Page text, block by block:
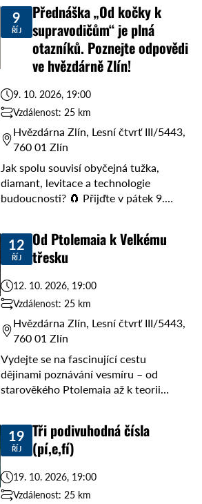
9
ŘÍJ
Přednáška „Od kočky k
supravodičům“ je plná
otazníků. Poznejte odpovědi
ve hvězdárně Zlín!
9. 10. 2026, 19:00
Vzdálenost: 25 km
Hvězdárna Zlín, Lesní čtvrť III/5443,
760 01 Zlín
Jak spolu souvisí obyčejná tužka,
diamant, levitace a technologie
budoucnosti? 🧲 Přijďte v pátek 9.
fascinujícím světem kvantové ...
12
ŘÍJ
Od Ptolemaia k Velkému
třesku
12. 10. 2026, 19:00
Vzdálenost: 25 km
Hvězdárna Zlín, Lesní čtvrť III/5443,
760 01 Zlín
Vydejte se na fascinující cestu
dějinami poznávání vesmíru – od
starověkého Ptolemaia až k teorii
od ...
19
ŘÍJ
Tři podivuhodná čísla
(pí,e,fí)
19. 10. 2026, 19:00
Vzdálenost: 25 km